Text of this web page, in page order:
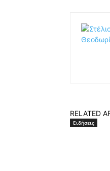
RELATED
Ειδήσεις